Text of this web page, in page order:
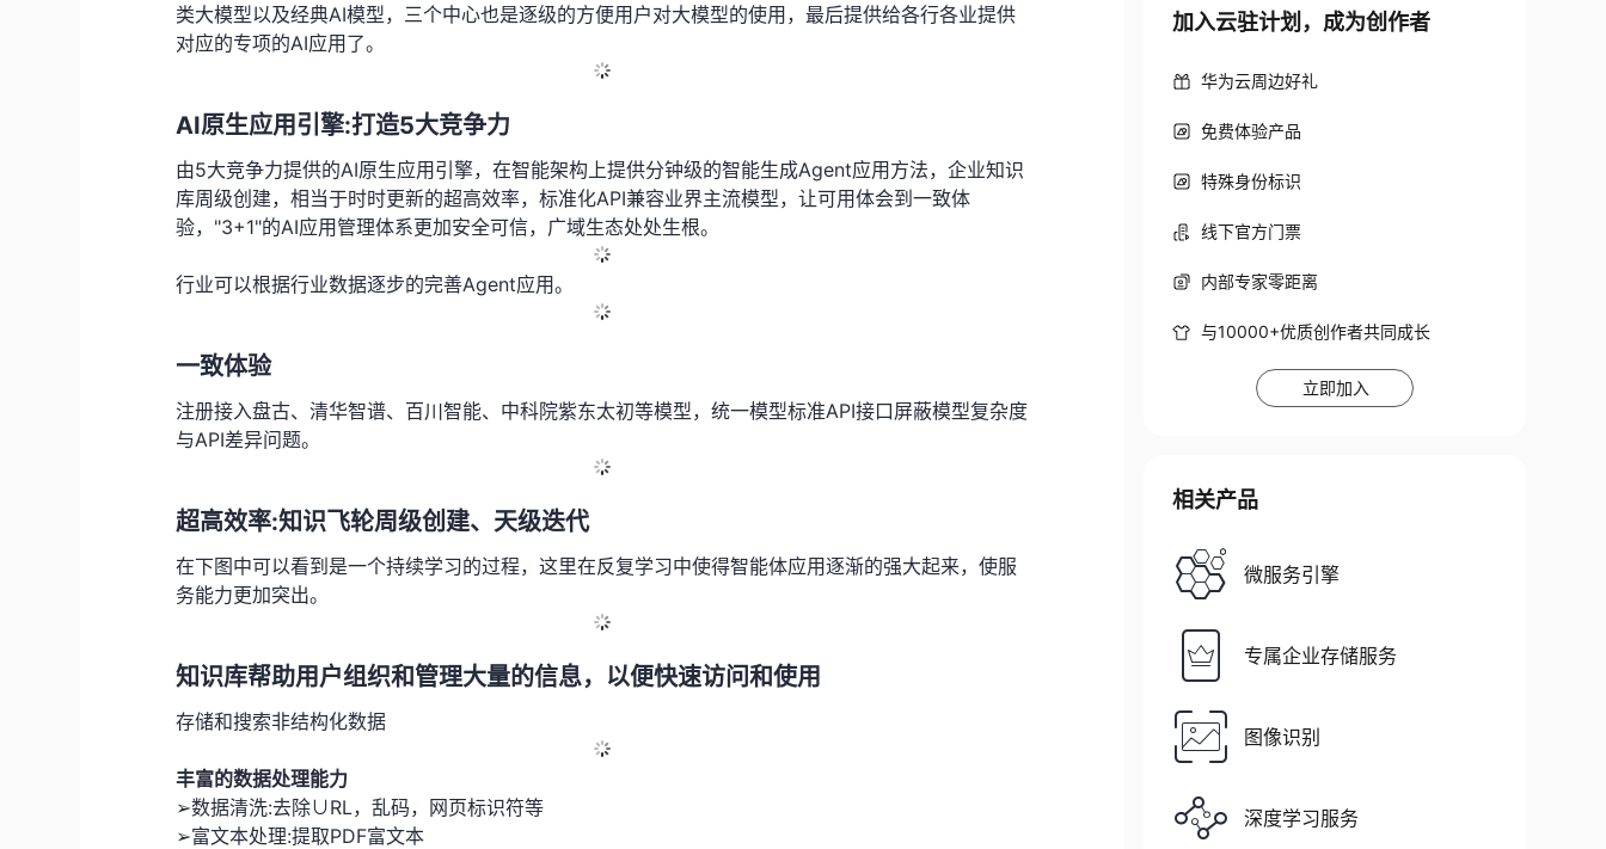
类大模型以及经典AI模型，三个中心也是逐级的方便用户对大模型的使用，最后提供给各行各业提供
对应的专项的AI应用了。
AI原生应用引擎:打造5大竞争力
由5大竞争力提供的AI原生应用引擎，在智能架构上提供分钟级的智能生成Agent应用方法，企业知识
库周级创建，相当于时时更新的超高效率，标准化API兼容业界主流模型，让可用体会到一致体
验，"3+1"的AI应用管理体系更加安全可信，广域生态处处生根。
行业可以根据行业数据逐步的完善Agent应用。
一致体验
注册接入盘古、清华智谱、百川智能、中科院紫东太初等模型，统一模型标准API接口屏蔽模型复杂度
与API差异问题。
超高效率:知识飞轮周级创建、天级迭代
在下图中可以看到是一个持续学习的过程，这里在反复学习中使得智能体应用逐渐的强大起来，使服
务能力更加突出。
知识库帮助用户组织和管理大量的信息，以便快速访问和使用
存储和搜索非结构化数据
丰富的数据处理能力
➢数据清洗:去除∪RL，乱码，网页标识符等
➢富文本处理:提取PDF富文本
加入云驻计划，成为创作者
华为云周边好礼
免费体验产品
特殊身份标识
线下官方门票
内部专家零距离
与10000+优质创作者共同成长
立即加入
相关产品
微服务引擎
专属企业存储服务
图像识别
深度学习服务